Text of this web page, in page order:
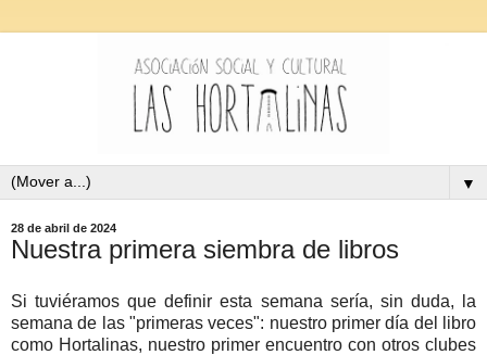
▼
28 de abril de 2024
Nuestra primera siembra de libros
Si tuviéramos que definir esta semana sería, sin duda, la
semana de las "primeras veces": nuestro primer día del libro
como Hortalinas, nuestro primer encuentro con otros clubes